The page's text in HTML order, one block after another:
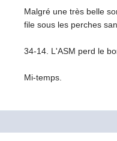
Malgré une très belle
file sous les perches
34-14. L'ASM perd le
Mi-temps.